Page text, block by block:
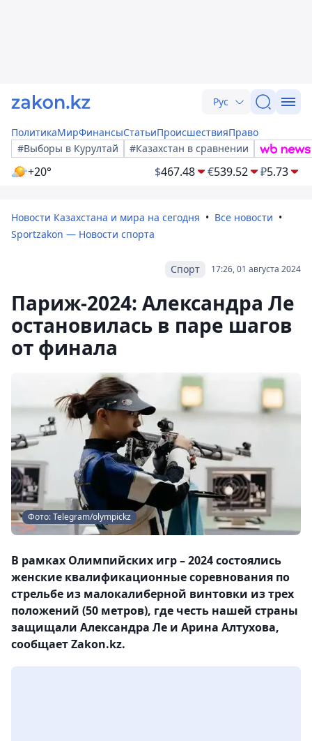
Рус
ПолитикаМирФинансыСтатьиПроисшествияПраво
#Выборы в Курултай
#Казахстан в сравнении
+20° $467.48 €539.52 ₽5.73
Новости Казахстана и мира на сегодня
Все новости
Sportzakon — Новости спорта
17:26, 01 августа 2024
Спорт
Париж-2024: Александра Ле
остановилась в паре шагов
от финала
Фото: Telegram/olympickz
В рамках Олимпийских игр – 2024 состоялись
женские квалификационные соревнования по
стрельбе из малокалиберной винтовки из трех
положений (50 метров), где честь нашей страны
защищали Александра Ле и Арина Алтухова,
сообщает Zakon.kz.